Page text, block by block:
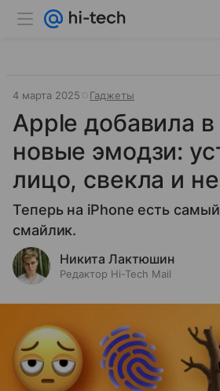
4 марта 2025 Гаджеты
Apple добавила в
новые эмодзи:
лицо, свекла и
Теперь на iPhone есть
смайлик.
Никита Лактюшин
Редактор Hi-Tech Mail